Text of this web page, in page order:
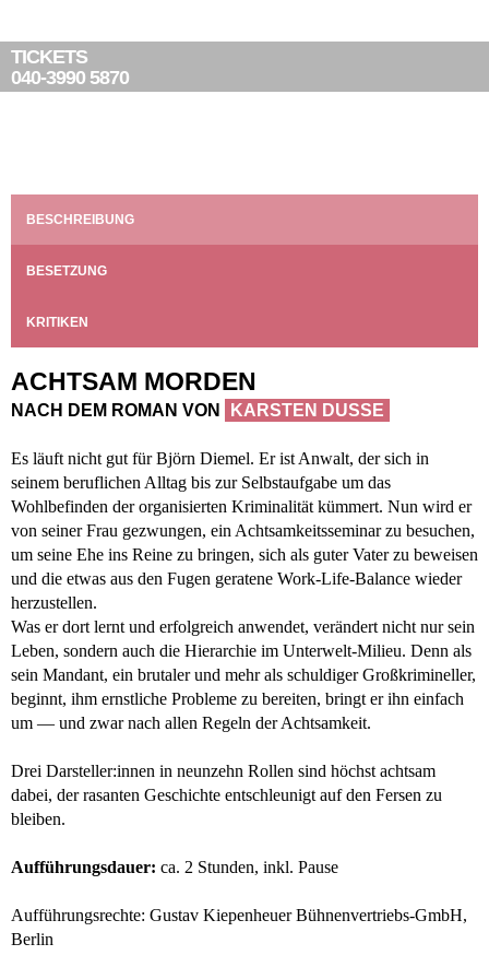
TICKETS
040-3990 5870
BESCHREIBUNG
BESETZUNG
KRITIKEN
ACHTSAM MORDEN
NACH DEM ROMAN VON KARSTEN DUSSE
Es läuft nicht gut für Björn Diemel. Er ist Anwalt, der sich in
seinem beruflichen Alltag bis zur Selbstaufgabe um das
Wohlbefinden der organisierten Kriminalität kümmert. Nun wird er
von seiner Frau gezwungen, ein Achtsamkeitsseminar zu besuchen,
um seine Ehe ins Reine zu bringen, sich als guter Vater zu beweisen
und die etwas aus den Fugen geratene Work-Life-Balance wieder
herzustellen.
Was er dort lernt und erfolgreich anwendet, verändert nicht nur sein
Leben, sondern auch die Hierarchie im Unterwelt-Milieu. Denn als
sein Mandant, ein brutaler und mehr als schuldiger Großkrimineller,
beginnt, ihm ernstliche Probleme zu bereiten, bringt er ihn einfach
um — und zwar nach allen Regeln der Achtsamkeit.
Drei Darsteller:innen in neunzehn Rollen sind höchst achtsam
dabei, der rasanten Geschichte entschleunigt auf den Fersen zu
bleiben.
Aufführungsdauer: ca. 2 Stunden, inkl. Pause
Aufführungsrechte: Gustav Kiepenheuer Bühnenvertriebs-GmbH,
Berlin
Bühnenfassung
Bernd Schmidt
Regie und Bühne
Axel Schneider
Kostüme
Jana Schweers
Mit
Chantal Hallfeldt, Dirk
Hoener, Georg Münzel
»Der Clou in Axel Schneiders Inszenierung ist jedoch nicht die
erwartbar ordentliche Umsetzung der fraglos amüsanten
Buchvorlage. Der Clou ist die sparsame Besetzung.«
HAMBURGER ABENDBLATT
»
Das, was das Ensemble hier in schönster Präzision, Lust an
der Übertreibung und in rasantem Tempo abliefert, ist
Theaterleistungssport.« HAMBURGER ABENDBLATT
»Vor allem Münzel, der am Altonaer Theater zuletzt regelmäßig
Regie geführt hat, rotiert hier mit spürbar großer Spielfreude
und Akzenten.« HAMBURGER ABENDBLATT
»(inklusive Pause) restlos begeistert« HAMBURGER ABENDBLATT
» Dieser Mord ist ein Vergnügen.